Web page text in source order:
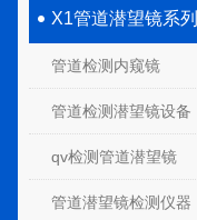
X1管道潜望镜系列
管道检测内窥镜
管道检测潜望镜设备
qv检测管道潜望镜
管道潜望镜检测仪器